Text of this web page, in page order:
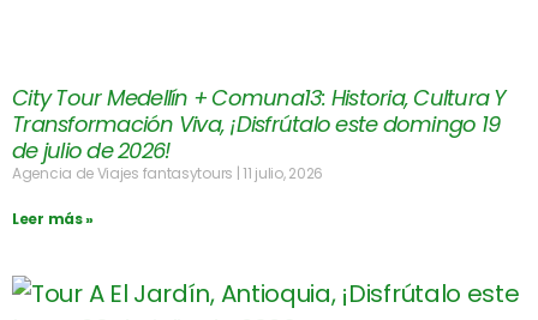
City Tour Medellín + Comuna13: Historia, Cultura Y
Transformación Viva, ¡Disfrútalo este domingo 19
de julio de 2026!
Agencia de Viajes fantasytours 11 julio, 2026
Leer más »